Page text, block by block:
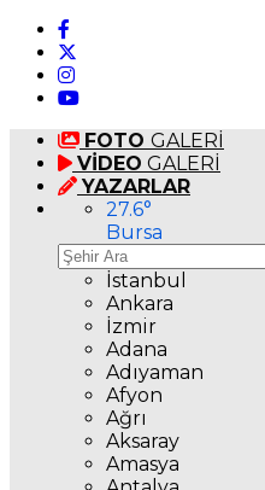
FOTO GALERİ
VİDEO GALERİ
YAZARLAR
27.6°
Bursa
İstanbul
Ankara
İzmir
Adana
Adıyaman
Afyon
Ağrı
Aksaray
Amasya